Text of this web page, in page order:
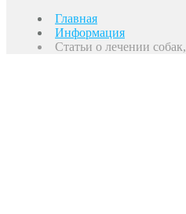
Главная
Информация
Статьи о лечении